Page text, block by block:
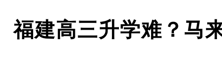
福建高三升学难？马